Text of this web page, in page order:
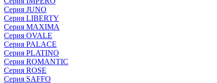
Серия JUNO
Серия LIBERTY
Серия MAXIMA
Серия OVALE
Серия PALACE
Серия PLATINO
Серия ROMANTIC
Серия ROSE
Серия SAFFO